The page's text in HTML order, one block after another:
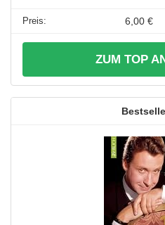
6,00 €
ZUM TOP